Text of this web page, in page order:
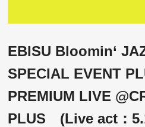
EBISU Bloomin‘
SPECIAL EVENT
PREMIUM LIVE
PLUS (Live act：